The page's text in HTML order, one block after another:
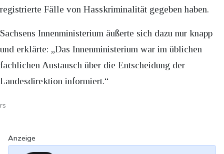
registrierte Fälle von Hasskriminalität gegeben haben.
Sachsens Innenministerium äußerte sich dazu nur knapp
und erklärte: „Das Innenministerium war im üblichen
fachlichen Austausch über die Entscheidung der
Landesdirektion informiert.“
rs
Anzeige